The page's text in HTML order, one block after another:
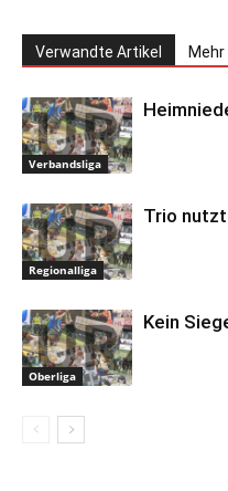
Verwandte Artikel
Verbandsliga
Regionalliga
Trio
Oberliga
Kein